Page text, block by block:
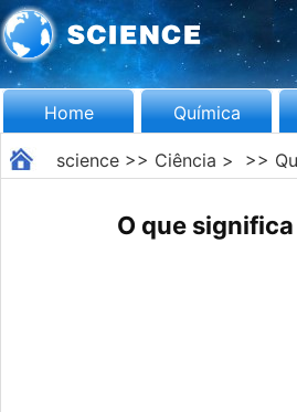
Home Química
science>> Ciência > >>
O que